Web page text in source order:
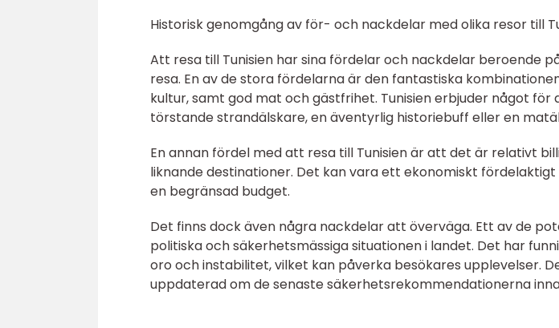
Historisk genomgång av för- och nackdelar med olika resor till
Att resa till Tunisien har sina fördelar och nackdelar beroende
resa. En av de stora fördelarna är den fantastiska
kultur, samt god mat och gästfrihet. Tunisien erbjuder något för
törstande strandälskare, en äventyrlig historiebuff eller en
En annan fördel med att resa till Tunisien är att det är relativt
liknande destinationer. Det kan vara ett ekonomiskt
en begränsad budget.
Det finns dock även några nackdelar att överväga. Ett av de
politiska och säkerhetsmässiga situationen i landet. Det har
oro och instabilitet, vilket kan påverka besökares upplevelser.
uppdaterad om de senaste säkerhetsrekommendationerna